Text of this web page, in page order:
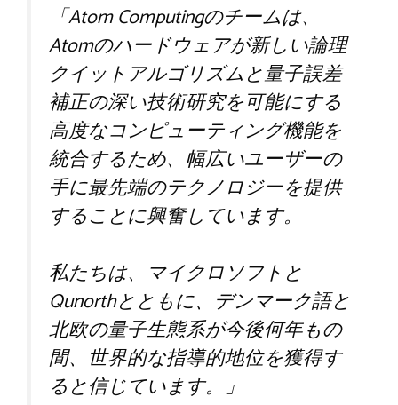
「Atom Computingのチームは、
Atomのハードウェアが新しい論理
クイットアルゴリズムと量子誤差
補正の深い技術研究を可能にする
高度なコンピューティング機能を
統合するため、幅広いユーザーの
手に最先端のテクノロジーを提供
することに興奮しています。
私たちは、マイクロソフトと
Qunorthとともに、デンマーク語と
北欧の量子生態系が今後何年もの
間、世界的な指導的地位を獲得す
ると信じています。」